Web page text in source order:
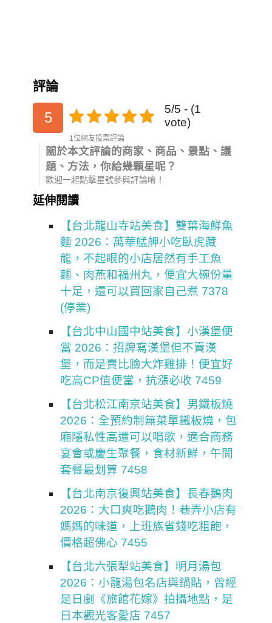
評論
5
5/5 - (1
vote)
1位網友投票評論
關於本文評論的商家、商品、景點、議
題、方法，你給幾顆星呢？
歡迎一起點擊星號參與評論唷！
延伸閱讀
【台北龍山寺站美食】雙葉海鮮魚
麵 2026：萬華艋舺小吃臥虎藏
龍，不起眼的小店居然有手工魚
麵、肉燕和福州丸，便宜大碗份量
十足，還可以買回家自己煮 7378
(停業)
【台北中山國中站美食】小漢堡便
當 2026：招牌寫漢堡但不賣漢
堡，而是賣比臉大炸雞排！便宜好
吃高CP值便當，抗漲必收 7459
【台北松江南京站美食】男鐵板燒
2026：全預約制無菜單鐵板燒，包
廂隱私性高還可以唱歌，適合商務
宴會或慶生聚餐，食材新鮮，午間
套餐最划算 7458
【台北南京復興站美食】長春鵝肉
2026：大口爽吃鵝肉！巷弄小店有
媽媽的味道，上班族省錢吃粗飽，
價格超佛心 7455
【台北六張犁站美食】明月湯包
2026：小籠湯包名店與鍋貼，曾經
是日劇《旅館花嫁》拍攝地點，是
日本觀光客愛店 7457